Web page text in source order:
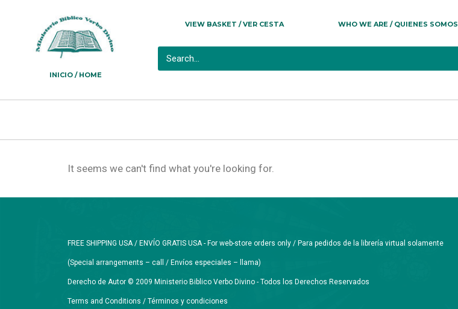
INICIO / HOME
VIEW BASKET / VER CESTA WHO WE ARE / QUIENES SOMOS
It seems we can't find what you're looking for.
FREE SHIPPING USA / ENVÍO GRATIS USA - For web-store orders only / Para pedidos de la librería virtual solamente
(Special arrangements – call / Envíos especiales – llama)
Derecho de Autor © 2009 Ministerio Biblico Verbo Divino - Todos los Derechos Reservados
Terms and Conditions / Términos y condiciones